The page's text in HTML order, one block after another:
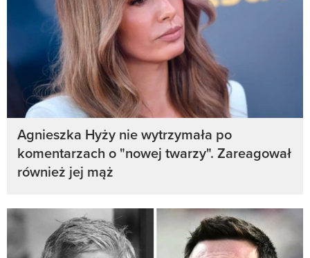
Agnieszka Hyży nie wytrzymała po
komentarzach o "nowej twarzy". Zareagował
również jej mąż